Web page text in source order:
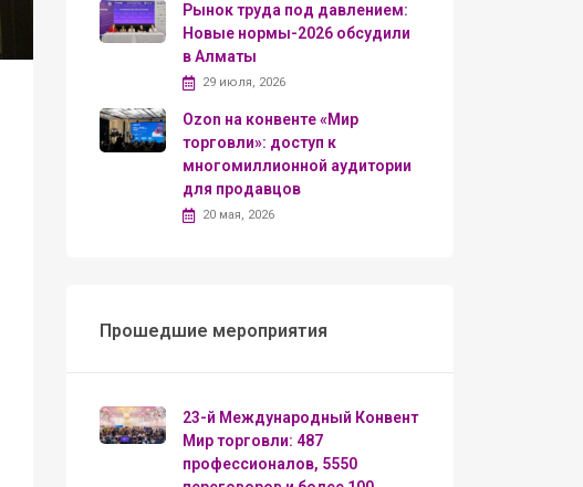
Рынок труда под давлением:
Новые нормы-2026 обсудили
в Алматы
29 июля, 2026
Ozon на конвенте «Мир
торговли»: доступ к
многомиллионной аудитории
для продавцов
20 мая, 2026
Прошедшие мероприятия
23-й Международный Конвент
Мир торговли: 487
профессионалов, 5550